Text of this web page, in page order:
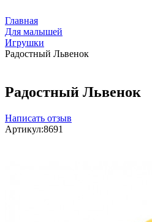
Главная
Для малышей
Игрушки
Радостный Львенок
Радостный Львенок
Написать отзыв
Артикул:8691